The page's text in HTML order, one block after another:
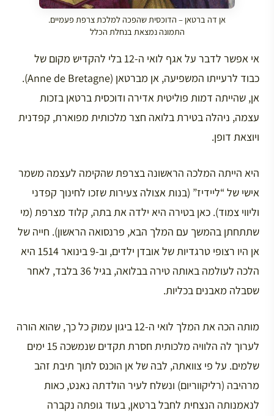
אן דה ברטאן – הדוכסית שהפכה למלכת צרפת פעמיים.
התמונה נמצאת בנחלת הכלל
אי אפשר לדבר על אגף לואי ה-12 בלי להקדיש מקום של
כבוד לרעייתו המשפיעה, אן מברטאן (Anne de Bretagne).
אן, שהייתה דמות פוליטית אדירה ודוכסית ברטאן בזכות
עצמה, ניהלה בטירת בלואה חצר מלכותית מפוארת, קפדנית
ויוצאת דופן.
היא הייתה המלכה הראשונה בצרפת שהקימה לעצמה משמר
אישי של “ליידיז” (בנות אצולה צעירות שזכו לחינוך קפדני
וליווי צמוד). כאן בטירה היא ילדה את בתה, קלוד מצרפת (מי
שתתחתן בהמשך עם המלך הבא, פרנסואה הראשון). חייה של
אן היו רצופי טרגדיות של אובדן ילדים, וב-9 בינואר 1514 היא
הלכה לעולמה באותה טירה בבלואה, בגיל 36 בלבד, לאחר
שסבלה מאבנים בכליות.
מותה הכה את המלך לואי ה-12 ביגון עמוק כל כך, שהוא הורה
לערוך לה הלוויה מלכותית חסרת תקדים שנמשכה 15 ימים
שלמים. על פי צוואתה, לבה של אן הוכנס לתוך תיבת זהב
מרהיבה (רליקווריום) ונשלח לעיר הולדתה נאנט, כאות
לנאמנותה הנצחית לחבל ברטאן, בעוד גופתה נקברה